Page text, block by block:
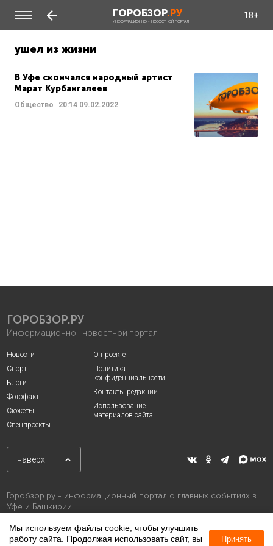
ГОРОБЗОР.РУ
ИНФОРМАЦИОННО - НОВОСТНОЙ ПОРТАЛ
18+
ушел из жизни
В Уфе скончался народный артист
Марат Курбангалеев
Общество 20:14 09.02.2022
ГОРОБЗОР.РУ
Информационно - новостной портал
Новости
Спорт
Блоги
Фотофакт
Сюжеты
Спецпроекты
О проекте
Политика
конфиденциальности
Контакты редакции
Использование
материалов сайта
наверх
Горобзор.ру - информационный портал о главных событиях в
Уфе и Башкирии
Мы используем файлы cookie, чтобы улучшить
работу сайта. Продолжая использовать сайт, вы
Принять